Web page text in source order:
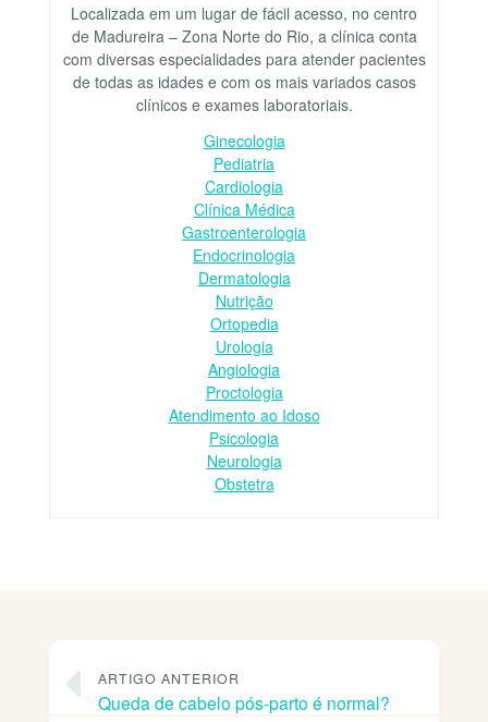
Localizada em um lugar de fácil acesso, no centro
de Madureira – Zona Norte do Rio, a clínica conta
com diversas especialidades para atender pacientes
de todas as idades e com os mais variados casos
clínicos e exames laboratoriais.
Ginecologia
Pediatria
Cardiologia
Clínica Médica
Gastroenterologia
Endocrinologia
Dermatologia
Nutrição
Ortopedia
Urologia
Angiologia
Proctologia
Atendimento ao Idoso
Psicologia
Neurologia
Obstetra
ARTIGO ANTERIOR
Queda de cabelo pós-parto é normal?